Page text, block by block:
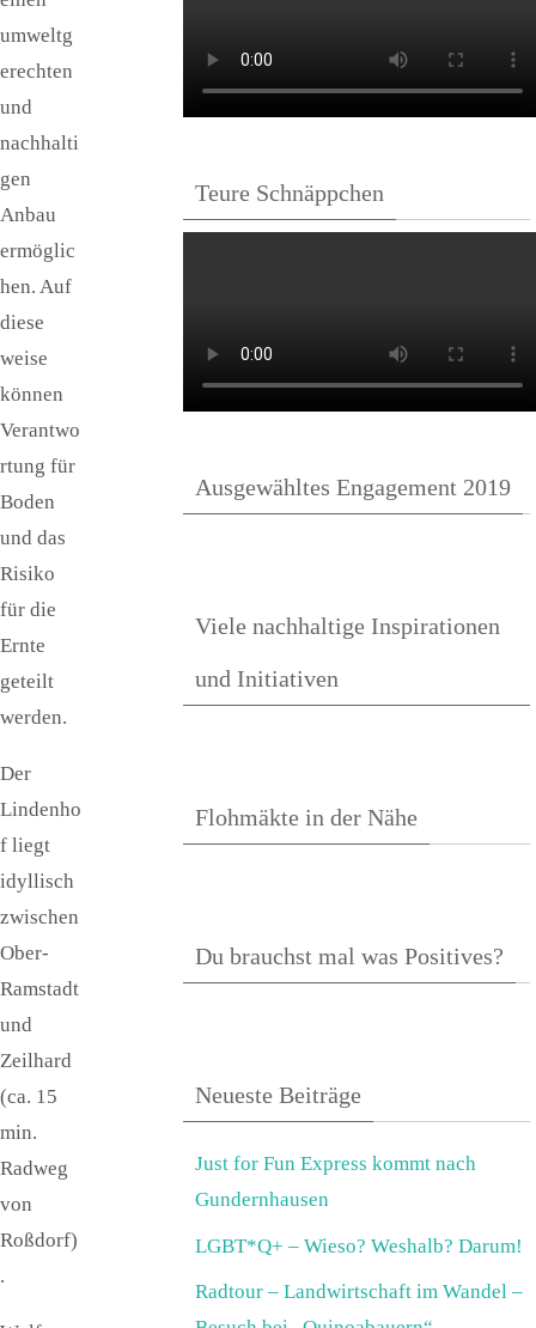
umweltg
erechten
und
nachhalti
gen
Anbau
ermöglic
hen. Auf
diese
weise
können
Verantwo
rtung für
Boden
und das
Risiko
für die
Ernte
geteilt
werden.
Der
Lindenho
f liegt
idyllisch
zwischen
Ober-
Ramstadt
und
Zeilhard
(ca. 15
min.
Radweg
von
Roßdorf)
.
Teure Schnäppchen
Ausgewähltes Engagement 2019
Viele nachhaltige Inspirationen
und Initiativen
Flohmäkte in der Nähe
Du brauchst mal was Positives?
Neueste Beiträge
Just for Fun Express kommt nach
Gundernhausen
LGBT*Q+ – Wieso? Weshalb? Darum!
Radtour – Landwirtschaft im Wandel –